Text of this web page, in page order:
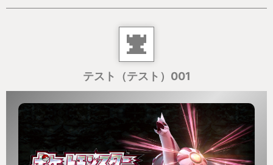
テスト（テスト）001